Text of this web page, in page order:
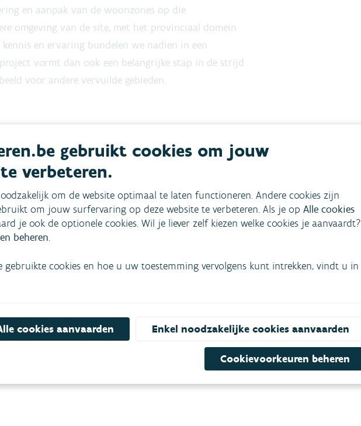
en aanpak van de woonzones op die
omgeving van de site, met het provinciaal domein
kennis en ervaring bundelen we nadien in een
vormt dan ook een belangrijke stap in de strijd
voor andere vervuilde gebieden.
)
voor iedereen, waaronder ook de otter, die voorkomt
gebruikt cookies om jouw
verbeteren.
om de website optimaal te laten functioneren. Andere cookies zijn
om jouw surfervaring op deze website te verbeteren. Als je op Alle cookies
je ook de optionele cookies. Wil je liever zelf kiezen welke cookies je aanvaardt?
beheren.
gebruikte cookies en hoe u uw toestemming vervolgens kunt intrekken, vindt u in
cookies aanvaarden Enkel noodzakelijke cookies aanvaarden
Cookievoorkeuren beheren